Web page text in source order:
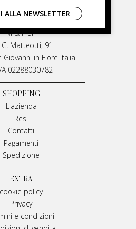
MIRARCHI
M & P Srl
G. Matteotti, 91
Giovanni in Fiore Italia
02288030782
SHOPPING
L'azienda
Resi
Contatti
Pagamenti
Spedizione
EXTRA
cookie policy
Privacy
e condizioni
ALLA NEWSLETTER